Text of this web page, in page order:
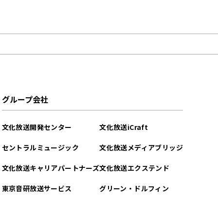
グループ会社
文化放送開発センター
セントラルミュージック
文化放送キャリアパートナーズ
東京音研放送サービス
文化放送iCraft
文化放送メディアブリッジ
文化放送エクステンド
グリーン・ドルフィン